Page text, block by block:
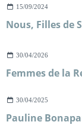
15/09/2024
Nous, Filles de
30/04/2026
30/04/2025